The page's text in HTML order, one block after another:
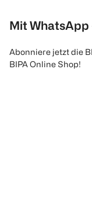
Mit WhatsApp
Abonniere jetzt die
BIPA Online Shop!